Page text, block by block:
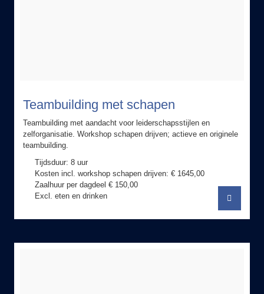
Teambuilding met aandacht voor leiderschapsstijlen en
zelforganisatie. Workshop schapen drijven; actieve en originele
teambuilding.
Tijdsduur: 8 uur
Kosten incl. workshop schapen drijven: € 1645,00
Zaalhuur per dagdeel € 150,00
Excl. eten en drinken